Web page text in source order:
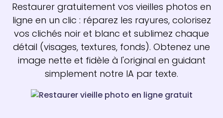
Restaurer gratuitement vos vieilles photos en
ligne en un clic : réparez les rayures, colorisez
vos clichés noir et blanc et sublimez chaque
détail (visages, textures, fonds). Obtenez une
image nette et fidèle à l'original en guidant
simplement notre IA par texte.